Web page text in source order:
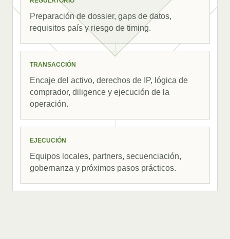
Preparación de dossier, gaps de datos,
requisitos país y riesgo de timing.
TRANSACCIÓN
Encaje del activo, derechos de IP, lógica de
comprador, diligence y ejecución de la
operación.
EJECUCIÓN
Equipos locales, partners, secuenciación,
gobernanza y próximos pasos prácticos.